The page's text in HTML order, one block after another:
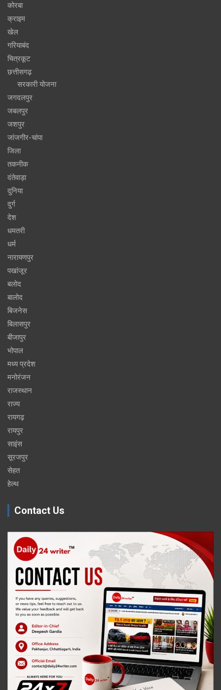
कोरबा
क्राइम
खेल
गरियाबंद
चित्रकूट
छत्तीसगढ़
सरकारी योजना
जगदलपुर
जबलपुर
जशपुर
जांजगीर-चांपा
जिला
तकनीक
दंतेवाड़ा
दुनिया
दुर्ग
देश
धमतरी
धर्म
नारायणपुर
पखांजूर
बलोद
बालोद
बिजनेस
बिलासपुर
बीजापुर
भोपाल
मध्य प्रदेश
मनोरंजन
राजस्थान
राज्य
रायगढ़
रायपुर
साइंस
सूरजपुर
सेहत
हेल्थ
Contact Us